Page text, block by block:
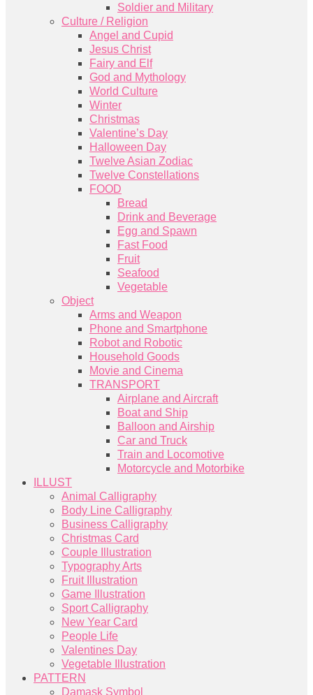
Soldier and Military
Culture / Religion
Angel and Cupid
Jesus Christ
Fairy and Elf
God and Mythology
World Culture
Winter
Christmas
Valentine’s Day
Halloween Day
Twelve Asian Zodiac
Twelve Constellations
FOOD
Bread
Drink and Beverage
Egg and Spawn
Fast Food
Fruit
Seafood
Vegetable
Object
Arms and Weapon
Phone and Smartphone
Robot and Robotic
Household Goods
Movie and Cinema
TRANSPORT
Airplane and Aircraft
Boat and Ship
Balloon and Airship
Car and Truck
Train and Locomotive
Motorcycle and Motorbike
ILLUST
Animal Calligraphy
Body Line Calligraphy
Business Calligraphy
Christmas Card
Couple Illustration
Typography Arts
Fruit Illustration
Game Illustration
Sport Calligraphy
New Year Card
People Life
Valentines Day
Vegetable Illustration
PATTERN
Damask Symbol